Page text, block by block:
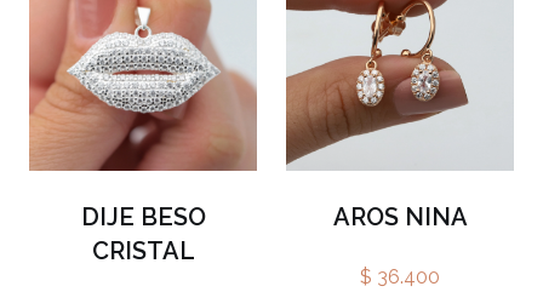
DIJE BESO
CRISTAL
AROS NINA
$ 36.400